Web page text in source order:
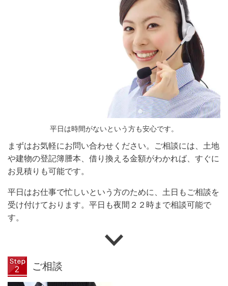
平日は時間がないという方も安心です。
まずはお気軽にお問い合わせください。ご相談には、土地
や建物の登記簿謄本、借り換える金額がわかれば、すぐに
お見積りも可能です。
平日はお仕事で忙しいという方のために、土日もご相談を
受け付けております。平日も夜間２２時まで相談可能で
す。
ご相談